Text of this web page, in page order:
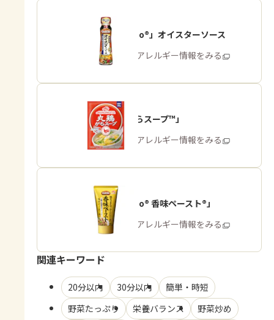
「Cook Do®」オイスターソース
商品・アレルギー情報をみる
「丸鶏がらスープ™」
商品・アレルギー情報をみる
「Cook Do® 香味ペースト®」
商品・アレルギー情報をみる
関連キーワード
20分以内 30分以内
簡単・時短
野菜たっぷり
栄養バランス
野菜炒め